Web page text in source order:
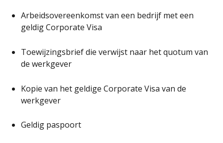
Arbeidsovereenkomst van een bedrijf met een
geldig Corporate Visa
Toewijzingsbrief die verwijst naar het quotum van
de werkgever
Kopie van het geldige Corporate Visa van de
werkgever
Geldig paspoort